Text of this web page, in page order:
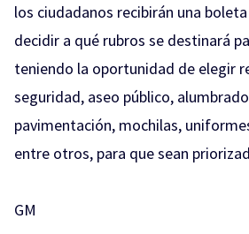
los ciudadanos recibirán una
decidir a qué rubros se destinará
teniendo la oportunidad de elegir
seguridad, aseo público,
pavimentación, mochilas,
entre otros, para que sean
GM